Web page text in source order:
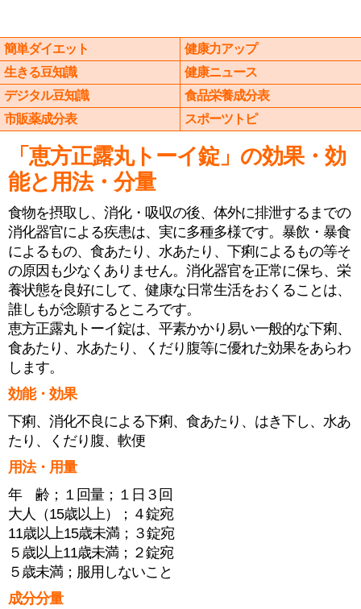
簡単ダイエット
健康力アップ
生きる豆知識
健康ニュース
デジタル豆知識
食品栄養成分表
市販薬成分表
スポーツトピ
「恵方正露丸トーイ錠」の効果・効
能と用法・分量
食物を摂取し、消化・吸収の後、体外に排泄するまでの
消化器官による疾患は、実に多種多様です。暴飲・暴食
によるもの、食あたり、水あたり、下痢によるもの等そ
の原因も少なくありません。消化器官を正常に保ち、栄
養状態を良好にして、健康な日常生活をおくることは、
誰しもが念願するところです。
恵方正露丸トーイ錠は、平素かかり易い一般的な下痢、
食あたり、水あたり、くだり腹等に優れた効果をあらわ
します。
効能・効果
下痢、消化不良による下痢、食あたり、はき下し、水あ
たり、くだり腹、軟便
用法・用量
年 齢；１回量；１日３回
大人（15歳以上）；４錠宛
11歳以上15歳未満；３錠宛
５歳以上11歳未満；２錠宛
５歳未満；服用しないこと
成分分量